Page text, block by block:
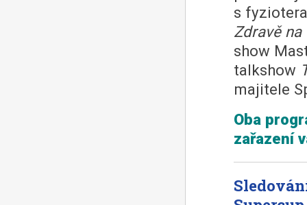
s
Zdravě na
show
talkshow
majitele
Oba
zařazení